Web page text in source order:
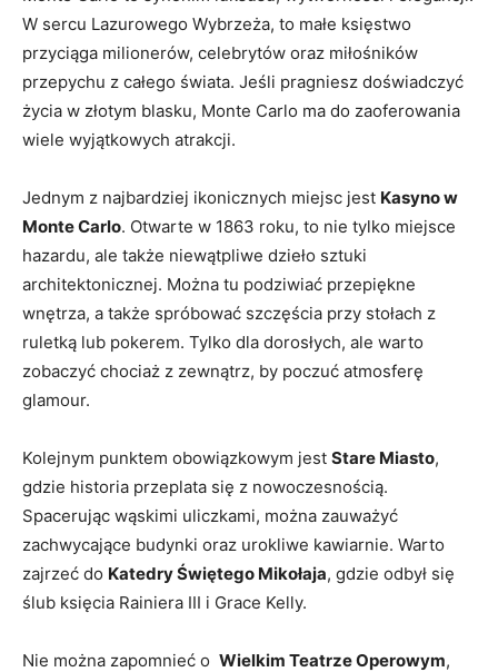
W⁣ sercu ‍Lazurowego Wybrzeża, ⁤to⁢ małe księstwo
przyciąga milionerów, celebrytów oraz miłośników
przepychu z całego świata. Jeśli pragniesz doświadczyć
życia w złotym‍ blasku, Monte Carlo ma do zaoferowania
⁢wiele wyjątkowych atrakcji.
Jednym z najbardziej ‌ikonicznych miejsc ⁣jest Kasyno w
Monte Carlo. Otwarte w 1863⁢ roku, to nie tylko ‍miejsce
hazardu, ale także⁣ niewątpliwe​ dzieło sztuki
architektonicznej. Można ‍tu podziwiać ⁤przepiękne
wnętrza, a także spróbować szczęścia przy stołach z
ruletką ‍lub pokerem. Tylko dla dorosłych, ⁢ale warto
zobaczyć chociaż z zewnątrz, by ⁢poczuć atmosferę
glamour.
Kolejnym punktem obowiązkowym jest Stare Miasto,
gdzie ⁣historia​ przeplata ‌się z nowoczesnością.
Spacerując⁤ wąskimi uliczkami,‍ można zauważyć⁣
zachwycające budynki oraz urokliwe kawiarnie. Warto
zajrzeć⁣ do⁤ Katedry Świętego Mikołaja, gdzie ​odbył‍ się
ślub księcia Rainiera III ⁤i Grace Kelly.
Nie​ można zapomnieć o ⁣ Wielkim Teatrze Operowym,